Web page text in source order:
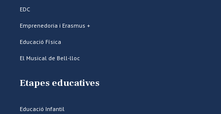
EDC
Emprenedoria i Erasmus +
Educació Física
El Musical de Bell-lloc
Etapes educatives
Educació Infantil